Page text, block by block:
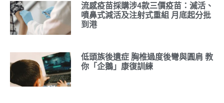
流感疫苗採購涉4款三價疫苗：滅活、
噴鼻式減活及注射式重組 月底起分批
到港
低頭族後遺症 胸椎過度後彎與圓肩 教
你「企鵝」康復訓練